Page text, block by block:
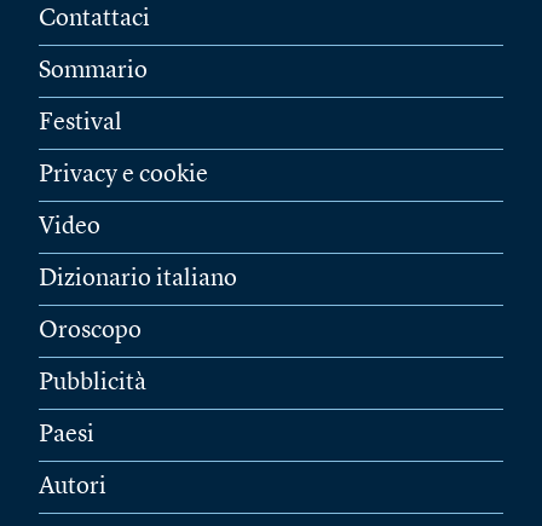
Contattaci
Sommario
Festival
Privacy e cookie
Video
Dizionario italiano
Oroscopo
Pubblicità
Paesi
Autori